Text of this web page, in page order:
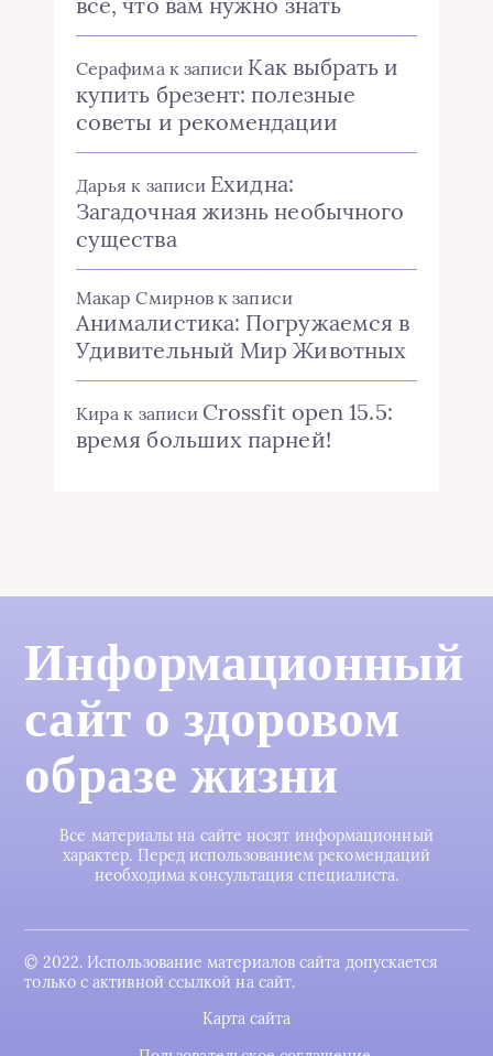
Серафимак записи Как выбрать и
купить брезент: полезные
советы и рекомендации
Дарья к записи Ехидна:
Загадочная жизнь необычного
существа
Макар Смирнов к записи
Анималистика: Погружаемся в
Удивительный Мир Животных
Кира к записи Crossfit open 15.5:
время больших парней!
Информационный
сайт о здоровом
образе жизни
Все материалы на сайте носят информационный
характер. Перед использованием рекомендаций
необходима консультация специалиста.
© 2022. Использование материалов сайта допускается
только с активной ссылкой на сайт.
Карта сайта